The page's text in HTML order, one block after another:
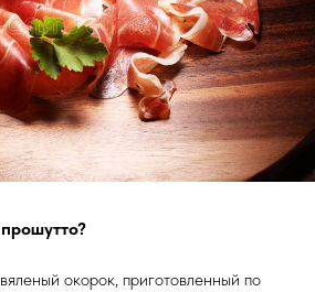
окорок, приготовленный по